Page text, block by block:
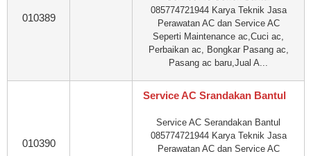
010389
085774721944 Karya Teknik Jasa
Perawatan AC dan Service AC
Seperti Maintenance ac,Cuci ac,
Perbaikan ac, Bongkar Pasang ac,
Pasang ac baru,Jual A...
010390
Service AC Srandakan Bantul
Service AC Serandakan Bantul
085774721944 Karya Teknik Jasa
Perawatan AC dan Service AC